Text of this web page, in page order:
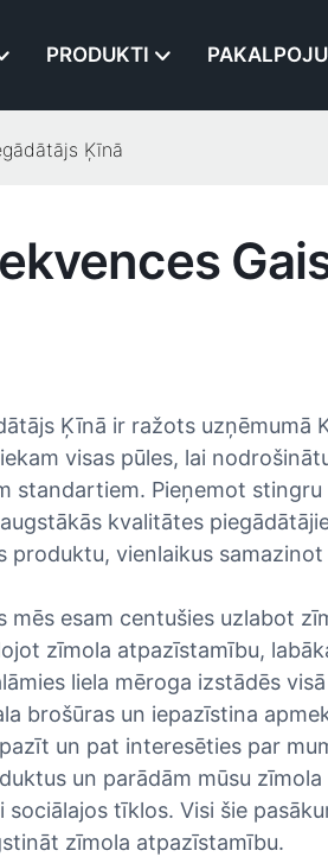
PRODUKTI
Ķīnā
Ķīnā ir ražots uzņēmumā
visas pūles, lai
standartiem. Pieņemot stingru
kvalitātes
produktu, vienlaikus samazinot
mēs esam centušies uzlabot
zīmola atpazīstamību,
liela mēroga izstādēs visā
brošūras un iepazīstina
un pat interesēties par
un parādām mūsu zīmola
tīklos. Visi šie
zīmola atpazīstamību.